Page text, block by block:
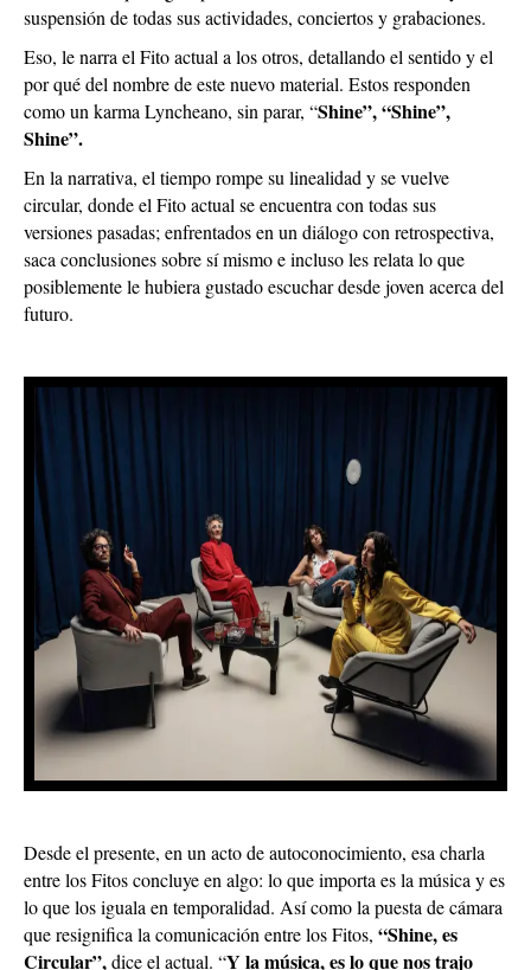
suspensión de todas sus actividades, conciertos y grabaciones.
Eso, le narra el Fito actual a los otros, detallando el sentido y el
por qué del nombre de este nuevo material. Estos responden
como un karma Lyncheano, sin parar, “Shine”, “Shine”,
Shine”.
En la narrativa, el tiempo rompe su linealidad y se vuelve
circular, donde el Fito actual se encuentra con todas sus
versiones pasadas; enfrentados en un diálogo con retrospectiva,
saca conclusiones sobre sí mismo e incluso les relata lo que
posiblemente le hubiera gustado escuchar desde joven acerca del
futuro.
Desde el presente, en un acto de autoconocimiento, esa charla
entre los Fitos concluye en algo: lo que importa es la música y es
lo que los iguala en temporalidad. Así como la puesta de cámara
que resignifica la comunicación entre los Fitos, “Shine, es
Circular”,dice el actual. “Y la música, es lo que nos trajo